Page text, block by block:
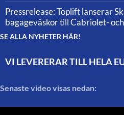
Pressrelease: Toplift lanserar
bagageväskor till Cabriolet-
SE ALLA NYHETER HÄR!
VI LEVERERAR TILL HELA
Senaste video visas nedan: